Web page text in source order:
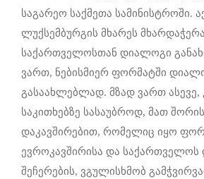
საგარეო საქმეთა სამინისტროში.
ლუქსემბურგის მხარეს
საქართველოსთან დიალოგი
ვართ, ნებისმიერ ფორმატში
გასაახლებლად. მზად ვართ
საკითხებზე სასაუბროდ, მათ
დაკავშირებით, რომელიც იყო
ევროკავშირისა და
შეჩერების, ვგულისხმობ